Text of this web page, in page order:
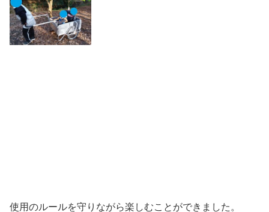
使用のルールを守りながら楽しむことができました。